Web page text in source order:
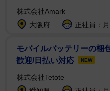
株式会社Amark
大阪府
正社員：
モバイルバッテリーの梱
歓迎/日払い対応
NEW
株式会社Tetote